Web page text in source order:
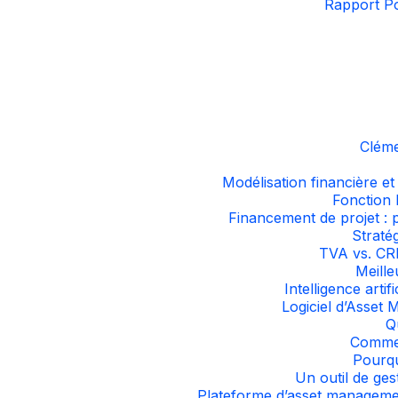
Rapport
Modélisation financière
Fonction
Financement de projet :
TVA vs.
Intelligence
Logiciel d’Asset
Un outil de